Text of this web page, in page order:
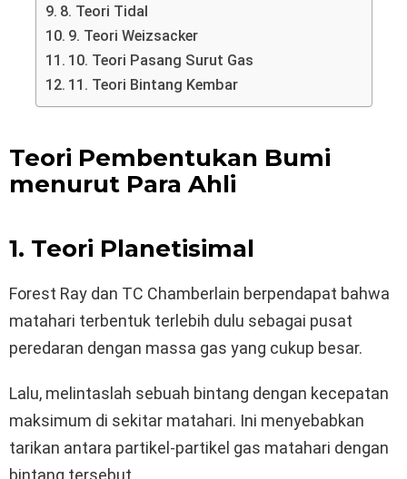
8. Teori Tidal
9. Teori Weizsacker
10. Teori Pasang Surut Gas
11. Teori Bintang Kembar
Teori Pembentukan Bumi
menurut Para Ahli
1. Teori Planetisimal
Forest Ray dan TC Chamberlain berpendapat bahwa
matahari terbentuk terlebih dulu sebagai pusat
peredaran dengan massa gas yang cukup besar.
Lalu, melintaslah sebuah bintang dengan kecepatan
maksimum di sekitar matahari. Ini menyebabkan
tarikan antara partikel-partikel gas matahari dengan